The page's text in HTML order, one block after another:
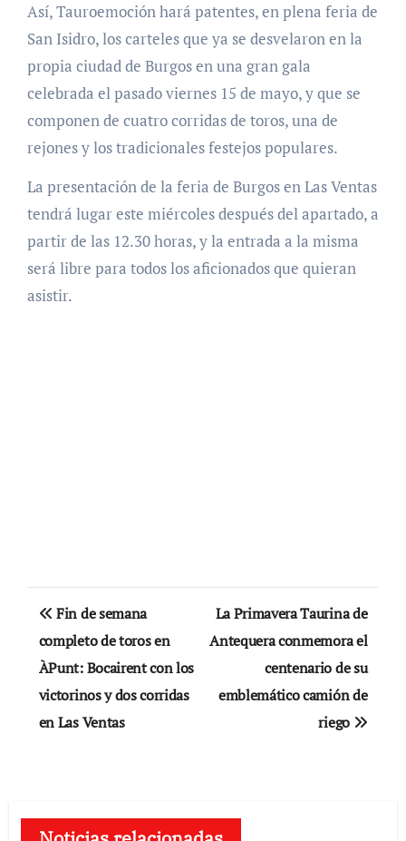
Así, Tauroemoción hará patentes, en plena feria de
San Isidro, los carteles que ya se desvelaron en la
propia ciudad de Burgos en una gran gala
celebrada el pasado viernes 15 de mayo, y que se
componen de cuatro corridas de toros, una de
rejones y los tradicionales festejos populares.
La presentación de la feria de Burgos en Las Ventas
tendrá lugar este miércoles después del apartado, a
partir de las 12.30 horas, y la entrada a la misma
será libre para todos los aficionados que quieran
asistir.
Navegación
de
entradas
Fin de semana
completo de toros en
ÀPunt: Bocairent con los
victorinos y dos corridas
en Las Ventas
La Primavera Taurina de
Antequera conmemora el
centenario de su
emblemático camión de
riego